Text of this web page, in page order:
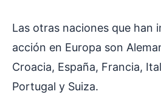
Las otras naciones que han
acción en Europa son
Croacia, España, Francia,
Portugal y Suiza.